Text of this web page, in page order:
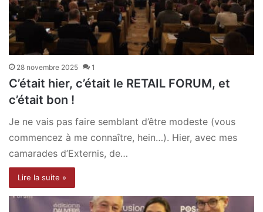
28 novembre 2025 1
C’était hier, c’était le RETAIL FORUM, et
c’était bon !
Je ne vais pas faire semblant d’être modeste (vous
commencez à me connaître, hein…). Hier, avec mes
camarades d’Externis, de…
Lire la suite »